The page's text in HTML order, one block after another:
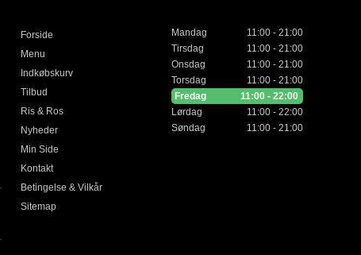
Forside
Menu
Indkøbskurv
Tilbud
Ris & Ros
Nyheder
Min Side
Kontakt
Betingelse & Vilkår
Sitemap
Mandag
11:00 - 21:00
Tirsdag
11:00 - 21:00
Onsdag
11:00 - 21:00
Torsdag
11:00 - 21:00
Fredag
11:00 - 22:00
Lørdag
11:00 - 22:00
Søndag
11:00 - 21:00